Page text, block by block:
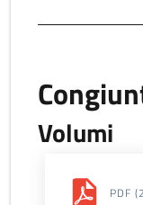
Volumi
PDF